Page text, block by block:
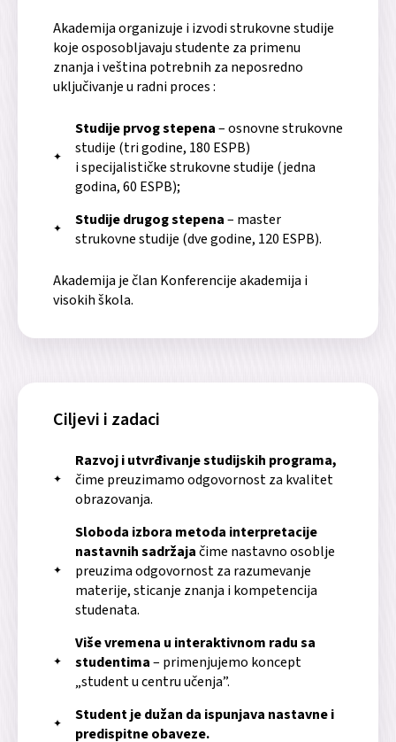
Akademija organizuje i izvodi strukovne studije
koje osposobljavaju studente za primenu
znanja i veština potrebnih za neposredno
uključivanje u radni proces :
Studijeprvog stepena– osnovne strukovne
studije (tri godine, 180 ESPB)
i specijalističke strukovne studije (jedna
godina, 60 ESPB);
Studije drugog stepena– master
strukovne studije (dve godine, 120 ESPB).
Akademija je član Konferencije akademija i
visokih škola.
Ciljevi i zadaci
Razvoj i utvrđivanje studijskih programa,
čime preuzimamo odgovornost za kvalitet
obrazovanja.
Sloboda izbora metoda interpretacije
nastavnih sadržajačime nastavno osoblje
preuzima odgovornost za razumevanje
materije, sticanje znanja i kompetencija
studenata.
Više vremena u interaktivnom radu sa
studentima– primenjujemo koncept
„student u centru učenja”.
Student je dužan da ispunjava nastavne i
predispitne obaveze.